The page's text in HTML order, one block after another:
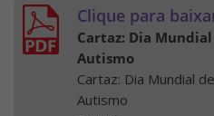
Clique para
Cartaz: Dia
Autismo
Cartaz: Dia Mundial
Autismo